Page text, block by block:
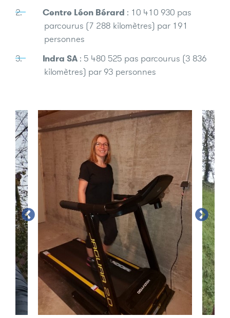
Centre Léon Bérard : 10 410 930 pas
parcourus (7 288 kilomètres) par 191
personnes
Indra SA : 5 480 525 pas parcourus (3 836
kilomètres) par 93 personnes